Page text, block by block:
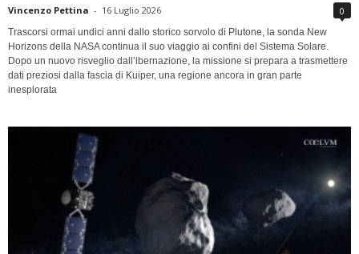
Vincenzo Pettina - 16 Luglio 2026 0
Trascorsi ormai undici anni dallo storico sorvolo di Plutone, la sonda New
Horizons della NASA continua il suo viaggio ai confini del Sistema Solare.
Dopo un nuovo risveglio dall’ibernazione, la missione si prepara a trasmettere
dati preziosi dalla fascia di Kuiper, una regione ancora in gran parte
inesplorata